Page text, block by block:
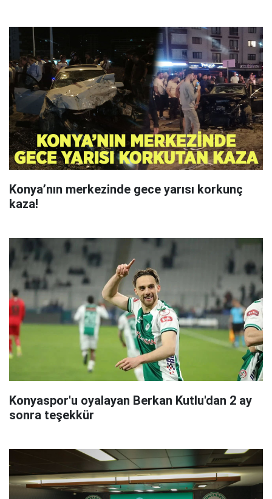
Konya’nın merkezinde gece yarısı korkunç
kaza!
Konyaspor'u oyalayan Berkan Kutlu'dan 2 ay
sonra teşekkür